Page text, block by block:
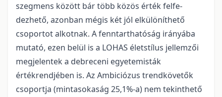
szegmens között bár több közös érték felfe­
dezhető, azonban mégis két jól elkülöníthető
csoportot alkotnak. A fenntarthatóság irányá­ba
mutató, ezen belül is a LOHAS életstílus jellemzői
megjelentek a debreceni egyetemis­ták
értékrendjében is. Az Ambiciózus trendkö­vetők
csoportja (mintasokaság 25,1%-a) nem tekinthető